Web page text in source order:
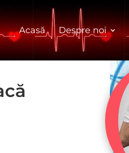
Acasă Despre noi